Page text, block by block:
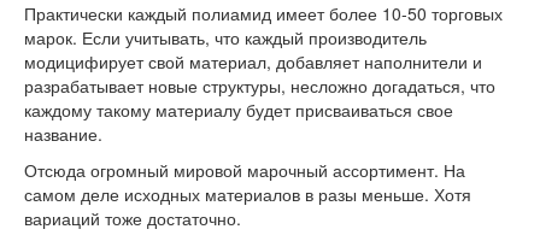
Практически каждый полиамид имеет более 10-50 торговых
марок. Если учитывать, что каждый производитель
модицифирует свой материал, добавляет наполнители и
разрабатывает новые структуры, несложно догадаться, что
каждому такому материалу будет присваиваться свое
название.
Отсюда огромный мировой марочный ассортимент. На
самом деле исходных материалов в разы меньше. Хотя
вариаций тоже достаточно.